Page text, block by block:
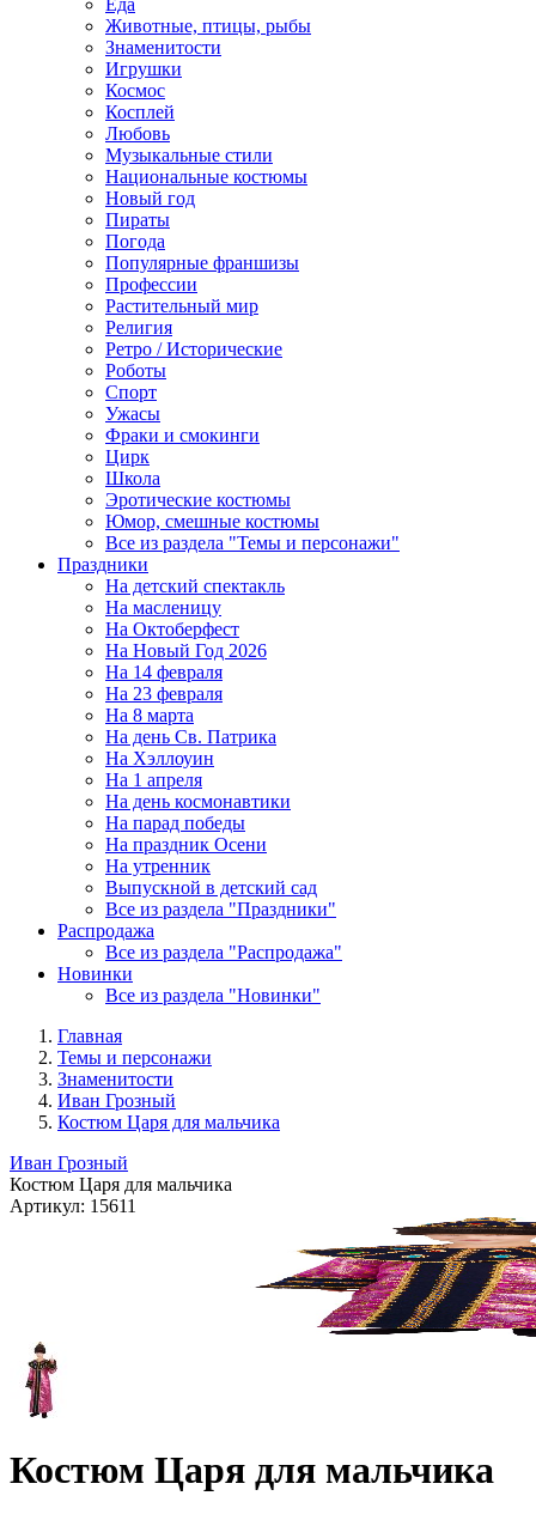
Еда
Животные, птицы, рыбы
Знаменитости
Игрушки
Космос
Косплей
Любовь
Музыкальные стили
Национальные костюмы
Новый год
Пираты
Погода
Популярные франшизы
Профессии
Растительный мир
Религия
Ретро / Исторические
Роботы
Спорт
Ужасы
Фраки и смокинги
Цирк
Школа
Эротические костюмы
Юмор, смешные костюмы
Все из раздела "Темы и персонажи"
Праздники
На детский спектакль
На масленицу
На Октоберфест
На Новый Год 2026
На 14 февраля
На 23 февраля
На 8 марта
На день Св. Патрика
На Хэллоуин
На 1 апреля
На день космонавтики
На парад победы
На праздник Осени
На утренник
Выпускной в детский сад
Все из раздела "Праздники"
Распродажа
Все из раздела "Распродажа"
Новинки
Все из раздела "Новинки"
Главная
Темы и персонажи
Знаменитости
Иван Грозный
Костюм Царя для мальчика
Иван Грозный
Костюм Царя для мальчика
Артикул: 15611
Костюм Царя для мальчика